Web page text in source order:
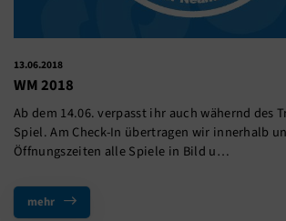
13.06.2018
WM 2018
Ab dem 14.06. verpasst ihr auch wähernd des
Spiel. Am Check-In übertragen wir innerhalb
Öffnungszeiten alle Spiele in Bild u…
mehr